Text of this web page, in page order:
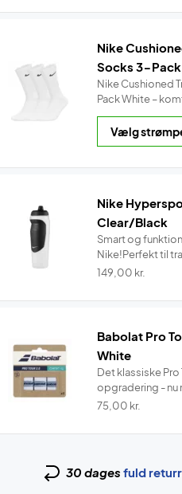
Nike
Socks 3-
Nike Cushioned
Pack White –
Nike
Clear/Black
Smart og
Nike!Perfekt til
149,00 kr.
Babolat Pro
White
Det klassiske
opgradering - nu
75,00 kr.
30 dages fuld